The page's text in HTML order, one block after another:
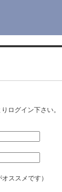
ログイン下さい。
ススメです）